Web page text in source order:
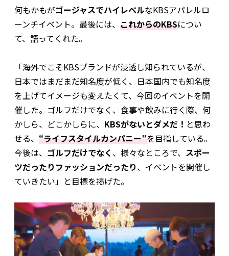
何もかもがゴージャスでハイレベルなKBSアパレルロ
ーンチイベント。最後には、 これからのKBSについ
て、語ってくれた。
「海外でこそKBSブランドが浸透し知られているが、
日本ではまだまだ知名度が低く、日本国内でも知名度
を上げてイメージも変えたくて、今回のイベントを開
催した。ゴルフだけでなく、食事や飲みに行く際、何
かしら、どこかしらに、 KBSがないとダメだ！ と思わ
せる、 “ライフスタイルカンパニー″を目指している。
今後は、 ゴルフだけでなく 、様々なところで、 スポー
ツだったりファッションだったり、イベントを開催し
ていきたい」と目標を掲げた。